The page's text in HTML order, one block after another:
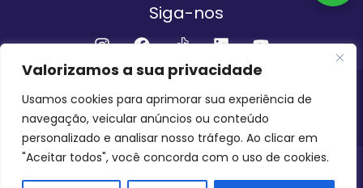
Valorizamos a sua privacidade
Usamos cookies para aprimorar sua experiência de
navegação, veicular anúncios ou conteúdo
personalizado e analisar nosso tráfego. Ao clicar em
"Aceitar todos", você concorda com o uso de cookies.
Siga-nos
Institucional
QUEM SOMOS FALE CONOSCO
INVEST AMAZÔNIA BRASIL